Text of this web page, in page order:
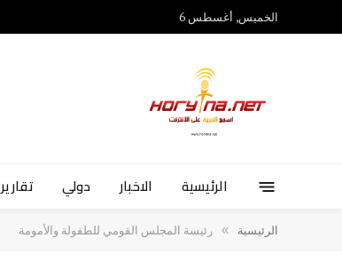
الخميس, أغسطس 6
الرئيسية الاخبار دولي تقارير
الرئيسية » رئيسة المجلس القومي للطفولة والأمومة